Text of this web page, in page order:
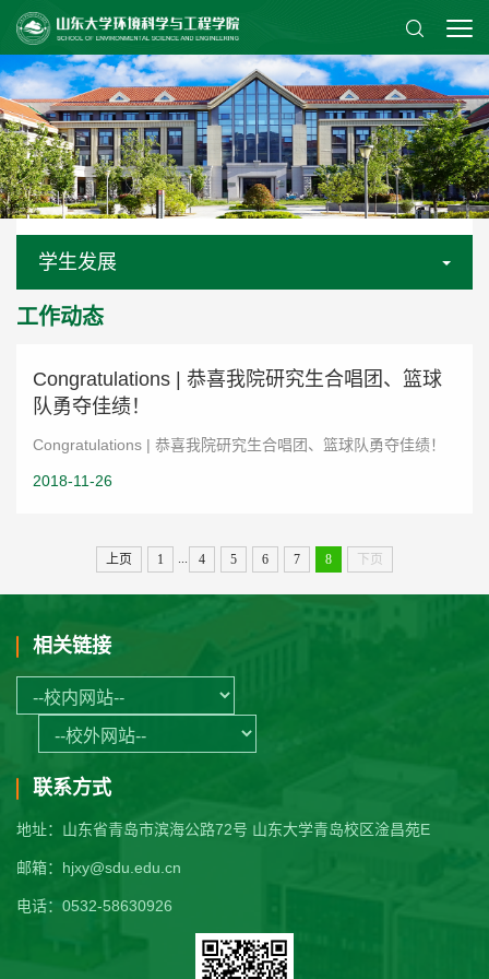
学生发展
工作动态
Congratulations | 恭喜我院研究生合唱团、篮球
队勇夺佳绩！
Congratulations | 恭喜我院研究生合唱团、篮球队勇夺佳绩！
2018-11-26
上页 1 4 5 6 7 8 下页
相关链接
联系方式
地址：山东省青岛市滨海公路72号 山东大学青岛校区淦昌苑E
邮箱：hjxy@sdu.edu.cn
电话：0532-58630926